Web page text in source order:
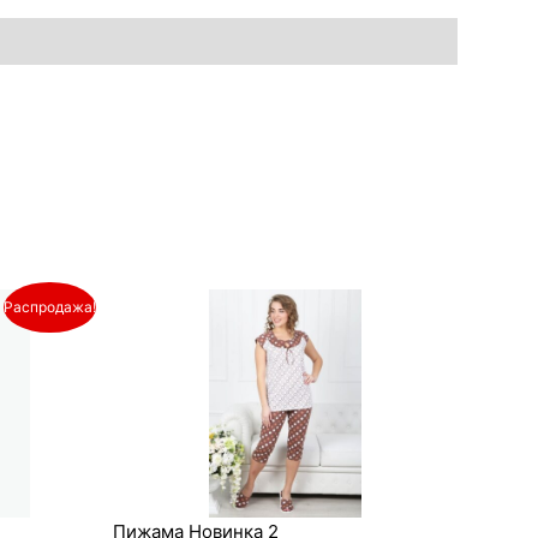
Распродажа!
Пижама Новинка 2